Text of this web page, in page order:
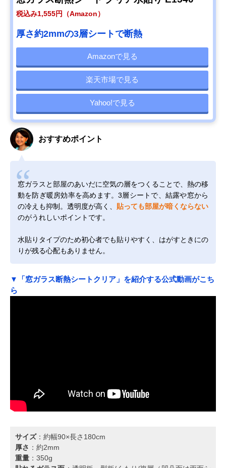
税込み1,555円（Amazon）
厚さ約2mmの3層シートで断熱
Amazonで見る
楽天市場で見る
Yahoo!で見る
おすすめポイント
窓ガラスと部屋のあいだに空気の層をつくることで、熱の移
動を防ぎ暖房効率を高めます。3層シートで、結露や窓から
の冷えも抑制。透明度が高く、 貼っても部屋が暗くならない
のがうれしいポイントです。
水貼りタイプのため初心者でも貼りやすく、はがすときにの
りが残る心配もありません。
▼「窓ガラス断熱シートクリア」を紹介する公式動画がこち
ら
サイズ：約幅90×長さ180cm
厚さ ：約2mm
重量 ：350g